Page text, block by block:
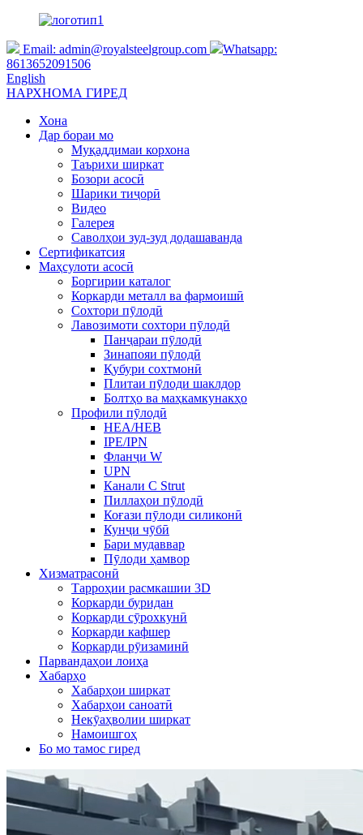
Email: admin@royalsteelgroup.com
Whatsapp:
8613652091506
English
НАРХНОМА ГИРЕД
Хона
Дар бораи мо
Муқаддимаи корхона
Таърихи ширкат
Бозори асосӣ
Шарики тиҷорӣ
Видео
Галерея
Саволҳои зуд-зуд додашаванда
Сертификатсия
Маҳсулоти асосӣ
Боргирии каталог
Коркарди металл ва фармоишӣ
Сохтори пӯлодӣ
Лавозимоти сохтори пӯлодӣ
Панҷараи пӯлодӣ
Зинапояи пӯлодӣ
Қубури сохтмонӣ
Плитаи пӯлоди шаклдор
Болтҳо ва маҳкамкунакҳо
Профили пӯлодӣ
HEA/HEB
IPE/IPN
Фланҷи W
UPN
Канали C Strut
Пиллаҳои пӯлодӣ
Коғази пӯлоди силиконӣ
Кунҷи чӯбӣ
Бари мудаввар
Пӯлоди ҳамвор
Хизматрасонӣ
Тарроҳии расмкашии 3D
Коркарди буридан
Коркарди сӯрохкунӣ
Коркарди кафшер
Коркарди рӯизаминӣ
Парвандаҳои лоиҳа
Хабарҳо
Хабарҳои ширкат
Хабарҳои саноатӣ
Некӯаҳволии ширкат
Намоишгоҳ
Бо мо тамос гиред